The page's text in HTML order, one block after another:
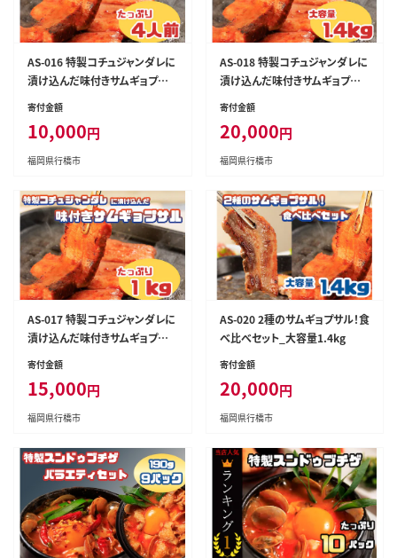
AS-016 特製コチュジャンダレに
漬け込んだ味付きサムギョプサ
ル！たっぷり4人前
寄付金額
10,000円
福岡県行橋市
AS-018 特製コチュジャンダレに
漬け込んだ味付きサムギョプサ
ル 大容量1.4㎏!
寄付金額
20,000円
福岡県行橋市
AS-017 特製コチュジャンダレに
漬け込んだ味付きサムギョプサ
ル たっぷり１㎏
寄付金額
15,000円
福岡県行橋市
AS-020 2種のサムギョプサル！食
べ比べセット_大容量1.4kg
寄付金額
20,000円
福岡県行橋市